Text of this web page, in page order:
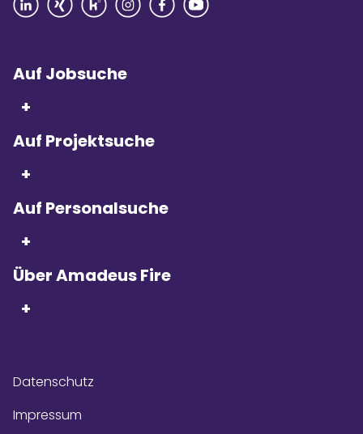
Kununu Top Company – dank
über 9.000Bewertungen!
Auf Jobsuche
+
Auf Projektsuche
+
Auf Personalsuche
+
Über Amadeus Fire
+
Datenschutz
Impressum